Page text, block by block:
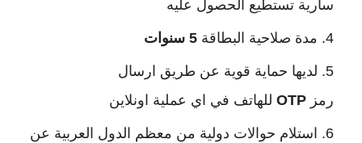
سارية تستطيع الحصول عليه
مدة صلاحية البطاقة 5 سنوات
لديها حماية قوية عن طريق ارسال
رمز OTP للهاتف في اي عملية اونلاين
استلام حوالات دولية من معظم الدول العربية عن